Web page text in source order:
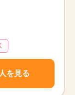
を見る